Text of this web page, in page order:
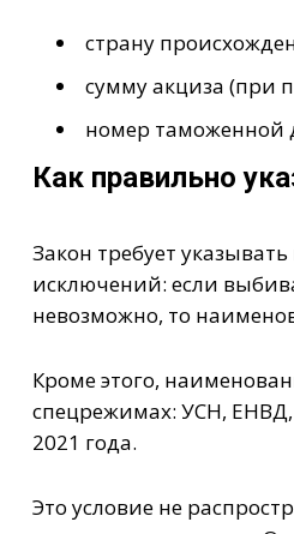
страну
сумму акциза (при
номер таможенной
Как правильно
Закон требует
исключений: если
невозможно, то
Кроме этого,
спецрежимах: УСН, ЕНВД,
2021 года.
Это условие не